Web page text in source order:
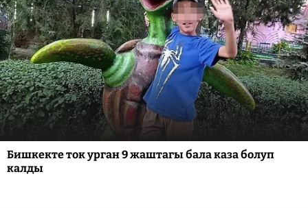
Бишкекте ток урган 9 жаштагы бала каза болуп
калды